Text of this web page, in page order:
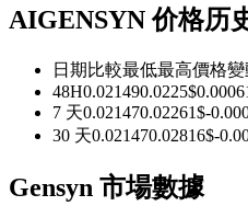
USDC永續
AIGENSYN 价格历
日期比較最低最高價格
48H0.021490.0225$
7 天0.021470.02261$-
30 天0.021470.02816$-
Gensyn 市場數據